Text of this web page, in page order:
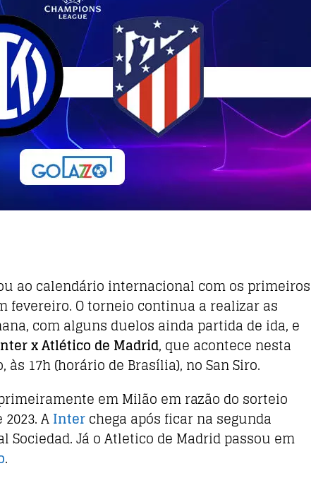
ao calendário internacional com os primeiros
fevereiro. O torneio continua a realizar as
com alguns duelos ainda partida de ida, e
x Atlético de Madrid, que acontece nesta
17h (horário de Brasília), no San Siro.
em Milão em razão do sorteio
AInterchega após ficar na segunda
Sociedad. Já o Atletico de Madrid passou em
.